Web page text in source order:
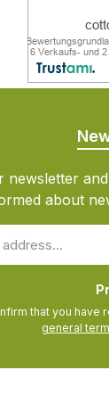
about
that you have
general